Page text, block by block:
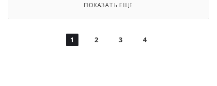
ПОКАЗАТЬ ЕЩЕ
1 2 3 4